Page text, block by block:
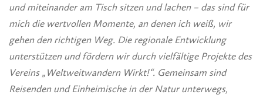
und miteinander am Tisch sitzen und lachen – das sind für
mich die wertvollen Momente, an denen ich weiß, wir
gehen den richtigen Weg. Die regionale Entwicklung
unterstützen und fördern wir durch vielfältige Projekte des
Vereins „Weltweitwandern Wirkt!“. Gemeinsam sind
Reisenden und Einheimische in der Natur unterwegs,